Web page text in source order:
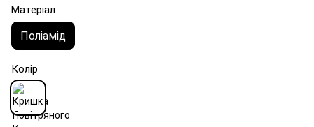
Матеріал
Поліамід
Колір